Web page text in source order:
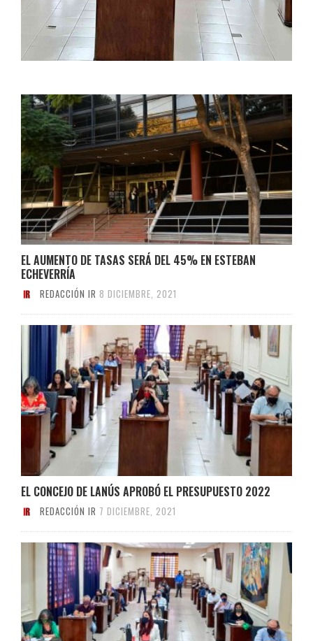
EL AUMENTO DE TASAS SERÁ DEL 45% EN ESTEBAN
ECHEVERRÍA
REDACCIÓN IR 8 DICIEMBRE, 2021
EL CONCEJO DE LANÚS APROBÓ EL PRESUPUESTO 2022
REDACCIÓN IR 7 DICIEMBRE, 2021